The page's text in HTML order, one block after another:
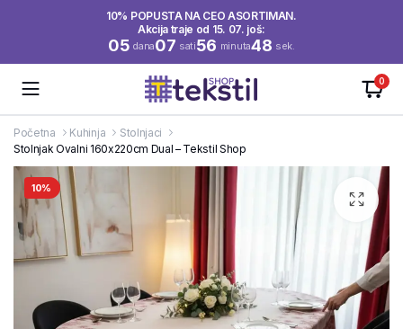
10% POPUSTA NA CEO ASORTIMAN.
Akcija traje od 15. 07. još:
05 dana07 sati56 minuta48 sek.
0
Početna Kuhinja
Stolnjaci
Stolnjak Ovalni 160x220cm Dual – Tekstil Shop
10%